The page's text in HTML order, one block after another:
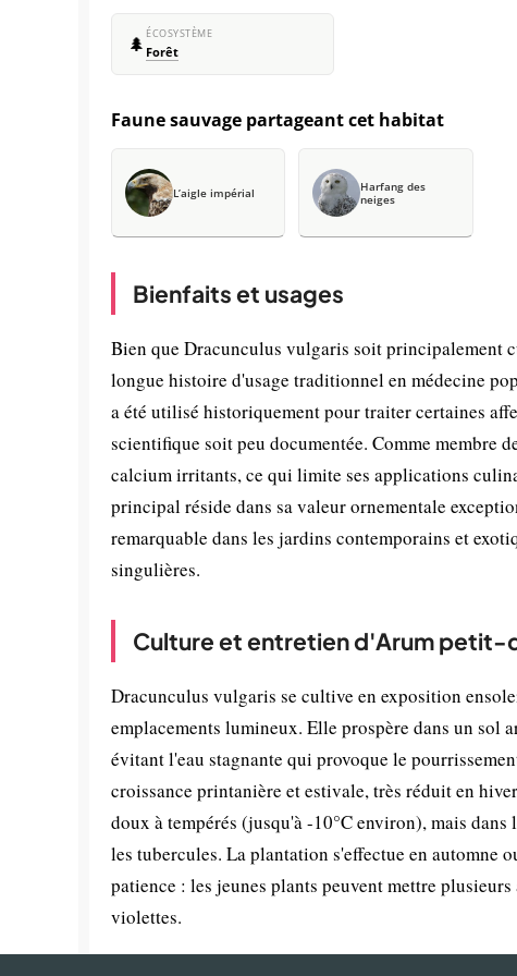
🌲 ÉCOSYSTÈME
Forêt
Faune sauvage partageant cet habitat
L’aigle impérial
Harfang des
neiges
Bienfaits et usages
Bien que Dracunculus vulgaris soit principalement
longue histoire d'usage traditionnel en médecine
a été utilisé historiquement pour traiter certaines
scientifique soit peu documentée. Comme membre
calcium irritants, ce qui limite ses applications
principal réside dans sa valeur ornementale
remarquable dans les jardins contemporains et
singulières.
Culture et entretien d'Arum petit-
Dracunculus vulgaris se cultive en exposition
emplacements lumineux. Elle prospère dans un
évitant l'eau stagnante qui provoque le
croissance printanière et estivale, très réduit en
doux à tempérés (jusqu'à -10°C environ), mais
les tubercules. La plantation s'effectue en automne
patience : les jeunes plants peuvent mettre
violettes.